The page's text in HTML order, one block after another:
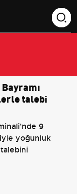
talebi
9
yoğunluk